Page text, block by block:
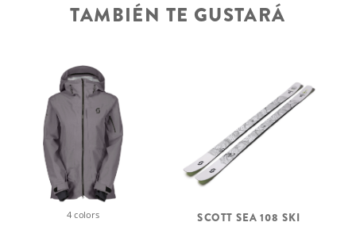
TAMBIÉN TE GUSTARÁ
4 colors SCOTT SEA 108 SKI